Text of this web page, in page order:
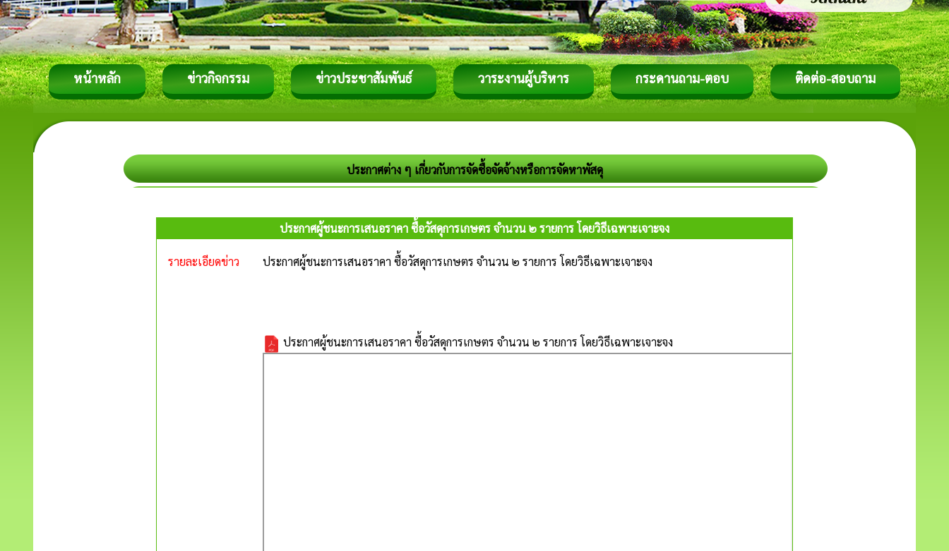
หน้าหลัก ข่าวกิจกรรม ข่าวประชาสัมพันธ์ วาระงานผู้บริหาร กระดานถาม-ตอบ ติดต่อ-สอบถาม
ประกาศต่าง ๆ เกี่ยวกับการจัดซื้อจัดจ้างหรือการจัดหาพัสดุ
ประกาศผู้ชนะการเสนอราคา ซื้อวัสดุการเกษตร จำนวน ๒ รายการ โดยวิธีเฉพาะเจาะจง
รายละเอียดข่าว ประกาศผู้ชนะการเสนอราคา ซื้อวัสดุการเกษตร จำนวน ๒ รายการ โดยวิธีเฉพาะเจาะจง
ประกาศผู้ชนะการเสนอราคา ซื้อวัสดุการเกษตร จำนวน ๒ รายการ โดยวิธีเฉพาะเจาะจง